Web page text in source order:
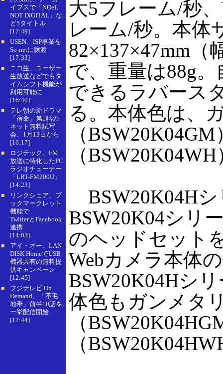
イブスで「NOeL
NOT DiGITAL」な
ど5タイトル
[17:49]
■
USEN、ISP事業を
So-netに譲渡
[17:33]
■
ニコ生、ユーザー
生放送などでもタ
イムシフト機能が
利用可能に
[16:40]
■
テレ朝の新ドラマ
「宿命」第1話の
ネット無料試写
会、1月13日から
[16:17]
■
ロジテック、FM
放送に特化したPC
ラジオチューナー
「LRT-FM200U」
[14:23]
■
リンクシェア、ブ
ックマークレット
機能で
TwitterとFacebook
連携
[14:03]
■
アイ・オー、LAN
DISK HomeでUSB
機器共有の無料提
供キャンペーン
[12:45]
■
フジテレビ On
Demand、「不毛
地帯」前半10話を
一挙配信開始
[12:44]
大5フレーム/秒
レーム/秒。本体
82×137×47mm（
で、重量は88g
できるラバース
る。本体色は、
（
（
BSW20K04H
BSW20K04シリ
のヘッドセット
Webカメラ本体
BSW20K04Hシ
体色もガンメタ
（
（